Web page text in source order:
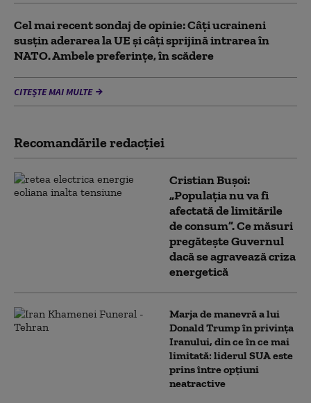
Cel mai recent sondaj de opinie: Câți ucraineni
susțin aderarea la UE și câți sprijină intrarea în
NATO. Ambele preferințe, în scădere
CITEȘTE MAI MULTE
Recomandările redacţiei
Cristian Bușoi:
„Populația nu va fi
afectată de limitările
de consum”. Ce măsuri
pregătește Guvernul
dacă se agravează criza
energetică
Marja de manevră a lui
Donald Trump în privința
Iranului, din ce în ce mai
limitată: liderul SUA este
prins între opțiuni
neatractive